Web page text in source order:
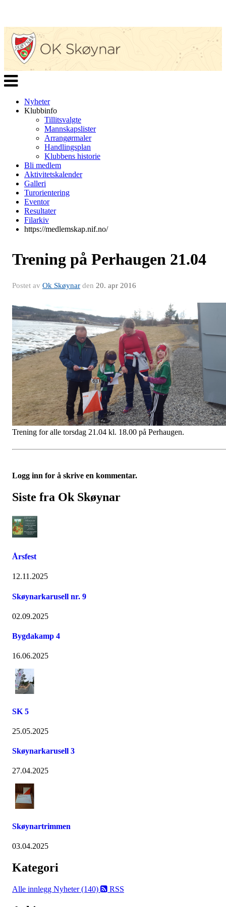
Veksle
navigasjon
Nyheter
Klubbinfo
Tillitsvalgte
Mannskapslister
Arrangørmaler
Handlingsplan
Klubbens historie
Bli medlem
Aktivitetskalender
Galleri
Turorientering
Eventor
Resultater
Filarkiv
https://medlemskap.nif.no/
Trening på Perhaugen 21.04
Postet av Ok Skøynar den 20. apr 2016
Trening for alle torsdag 21.04 kl. 18.00 på Perhaugen.
Logg inn for å skrive en kommentar.
Siste fra Ok Skøynar
Årsfest
12.11.2025
Skøynarkarusell nr. 9
02.09.2025
Bygdakamp 4
16.06.2025
SK 5
25.05.2025
Skøynarkarusell 3
27.04.2025
Skøynartrimmen
03.04.2025
Kategori
Alle innlegg Nyheter (140) RSS